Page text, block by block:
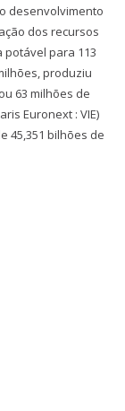
desenvolvimento
dos recursos
potável para 113
produziu
63 milhões de
Euronext : VIE)
45,351 bilhões de